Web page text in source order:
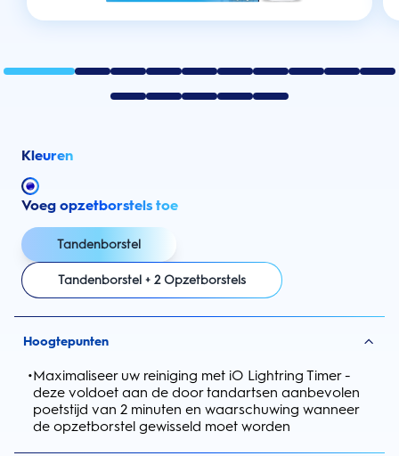
Kleuren
Voeg opzetborstels toe
Tandenborstel
Tandenborstel + 2 Opzetborstels
Hoogtepunten
•Maximaliseer uw reiniging met iO Lightring Timer -
deze voldoet aan de door tandartsen aanbevolen
poetstijd van 2 minuten en waarschuwing wanneer
de opzetborstel gewisseld moet worden